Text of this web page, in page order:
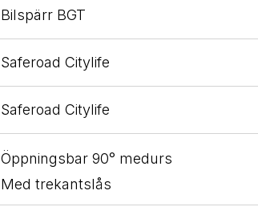
Bilspärr BGT
Saferoad Citylife
Saferoad Citylife
Öppningsbar 90° medurs
Med trekantslås